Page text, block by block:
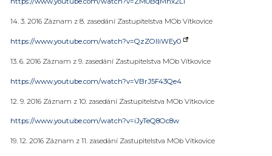
14. 3. 2016 Záznam z 8. zasedání Zastupitelstva MOb Vítkovice
https://www.youtube.com/watch?v=QzZOlIiWEy0
13. 6. 2016 Záznam z 9. zasedání Zastupitelstva MOb Vítkovice
https://www.youtube.com/watch?v=VBrJ5F43Qe4
12. 9. 2016 Záznam z 10. zasedání Zastupitelstva MOb Vítkovice
https://www.youtube.com/watch?v=iJyTeQ8Oc8w
19. 12. 2016 Záznam z 11. zasedání Zastupitelstva MOb Vítkovice